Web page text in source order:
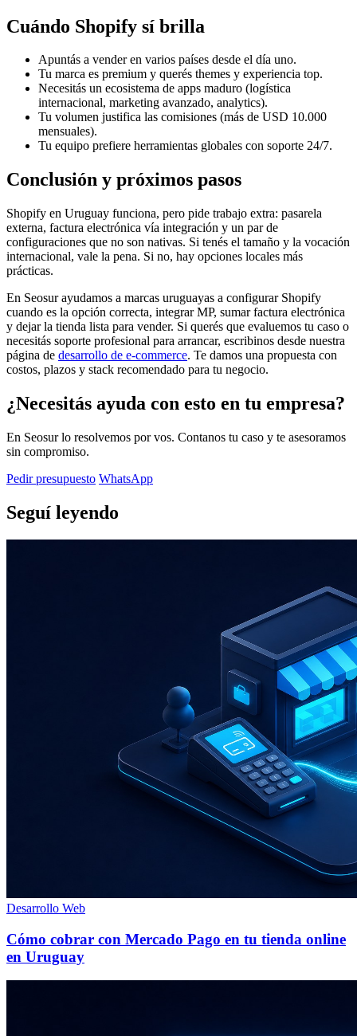
Cuándo Shopify sí brilla
Apuntás a vender en varios países desde el día uno.
Tu marca es premium y querés themes y experiencia top.
Necesitás un ecosistema de apps maduro (logística
internacional, marketing avanzado, analytics).
Tu volumen justifica las comisiones (más de USD 10.000
mensuales).
Tu equipo prefiere herramientas globales con soporte 24/7.
Conclusión y próximos pasos
Shopify en Uruguay funciona, pero pide trabajo extra: pasarela
externa, factura electrónica vía integración y un par de
configuraciones que no son nativas. Si tenés el tamaño y la vocación
internacional, vale la pena. Si no, hay opciones locales más
prácticas.
En Seosur ayudamos a marcas uruguayas a configurar Shopify
cuando es la opción correcta, integrar MP, sumar factura electrónica
y dejar la tienda lista para vender. Si querés que evaluemos tu caso o
necesitás soporte profesional para arrancar, escribinos desde nuestra
página de desarrollo de e-commerce. Te damos una propuesta con
costos, plazos y stack recomendado para tu negocio.
¿Necesitás ayuda con esto en tu empresa?
En Seosur lo resolvemos por vos. Contanos tu caso y te asesoramos
sin compromiso.
Pedir presupuesto WhatsApp
Seguí leyendo
Desarrollo Web
Cómo cobrar con Mercado Pago en tu tienda online
en Uruguay